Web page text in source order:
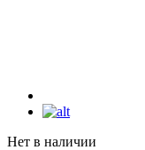
Нет в наличии